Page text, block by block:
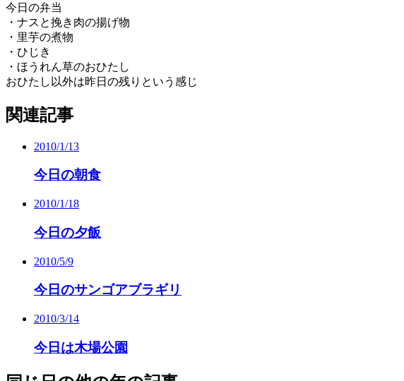
今日の弁当
・ナスと挽き肉の揚げ物
・里芋の煮物
・ひじき
・ほうれん草のおひたし
おひたし以外は昨日の残りという感じ
関連記事
2010/1/13
今日の朝食
2010/1/18
今日の夕飯
2010/5/9
今日のサンゴアブラギリ
2010/3/14
今日は木場公園